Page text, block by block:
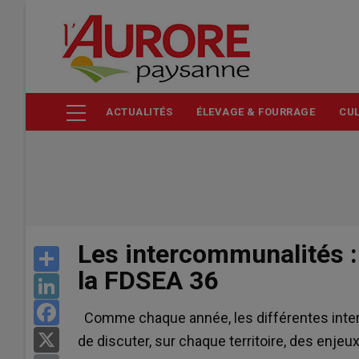
contenu
ACTUALITÉS ÉLEVAGE & FOURRAGE
Share
LinkedIn
Facebook
Les intercommunalités
la FDSEA 36
Comme chaque année, les différentes
de discuter, sur chaque territoire, des